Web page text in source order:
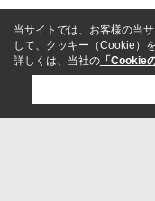
当サイトでは、お客様の当
して、クッキー（Cookie）
詳しくは、当社の 「Cookie